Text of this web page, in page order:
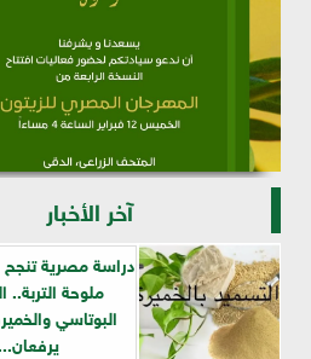
آخر الأخبار
دراسة مصرية
ملوحة التربة..
البوتاسي